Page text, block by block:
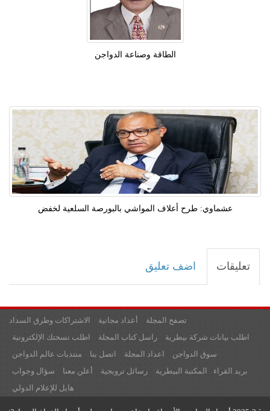
الطاقة وصناعة الدواجن
عشماوي: طرح أعلاف المواشي بالبورصة السلعية لخفض
تعليقات اضف تعليق
الاشتراكات وطرق السداد أعداد مجانية
تصفح المجلة
اطلب نسختك الإلكترونية
راسل كتاب المجلة
اطلب بيانات شركة بيطرية
منتديات عالم الدواجن
اتصل بنا اعداد المجلة
سوق الدواجن
سؤال وجواب
أعلن معنا رسائل ترويجية المكتبة البيطرية
بريد القراء
هايل للإعلام الدولي